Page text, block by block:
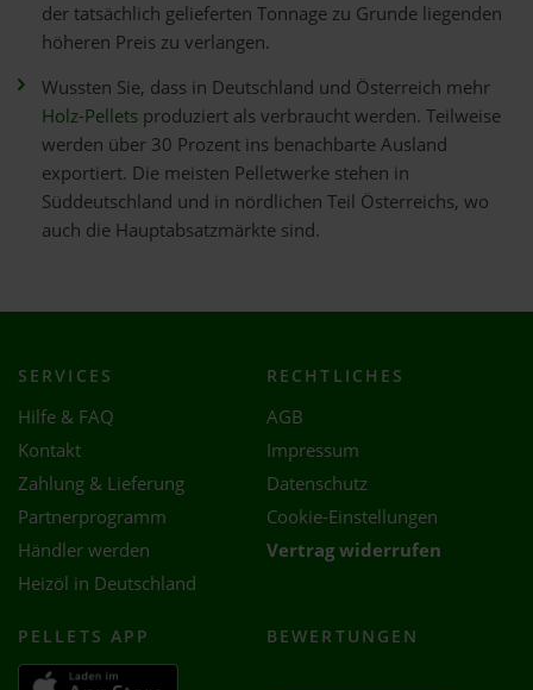
der tatsächlich gelieferten Tonnage zu Grunde liegenden
höheren Preis zu verlangen.
Wussten Sie, dass in Deutschland und Österreich mehr
Holz-Pellets produziert als verbraucht werden. Teilweise
werden über 30 Prozent ins benachbarte Ausland
exportiert. Die meisten Pelletwerke stehen in
Süddeutschland und in nördlichen Teil Österreichs, wo
auch die Hauptabsatzmärkte sind.
SERVICES
Hilfe & FAQ
Kontakt
Zahlung & Lieferung
Partnerprogramm
Händler werden
Heizöl in Deutschland
RECHTLICHES
AGB
Impressum
Datenschutz
Cookie-Einstellungen
Vertrag widerrufen
PELLETS APP BEWERTUNGEN